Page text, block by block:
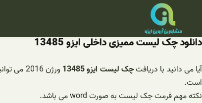
دانلود چک لیست ممیزی داخلی ایزو 13485
آیا می دانید با دریافتچک لیست ایزو 13485
است.
نکته مهم فرمت جک لیست به صورت word می باشد.